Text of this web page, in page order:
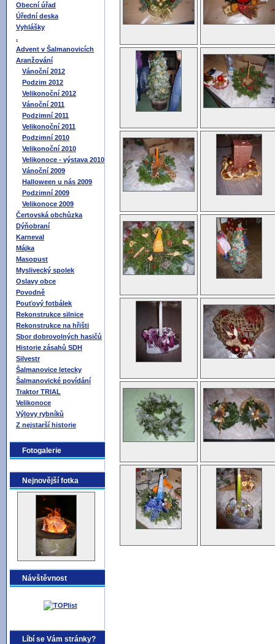
Obecní úřad
Úřední deska
Vyhlášky
.
Advent v Šalmanovicích
Aranžování
Vánoční 2012
Podzim 2012
Velikonoční 2012
Vánoční 2011
Podzimní 2011
Velikonoční 2011
Podzimní 2010
Velikonoční 2010
Velikonoce - výstava 2010
Vánoční 2009
Halloween u nás 2009
Podzimní 2009
Velikonoce 2009
Čertovská obchůzka
Dýňobraní
Karneval
Májka
Masopust
Myslivecký spolek
Oslavy obce
Povodně
Pouťový fotbálek
Rekonstrukce silnice
Rekonstrukce na hřišti
Sbor dobrovolných hasičů
Historie zásahů SDH
Silvestr
Šalmanovice letecky
Šalmanovické povídání
Traktor TRIAL
Velikonoce
Výlovy rybníků
Z nejstarší historie
Fotogalerie
Nejnovější fotka
Návštěvnost
Líbí se Vám stránky?